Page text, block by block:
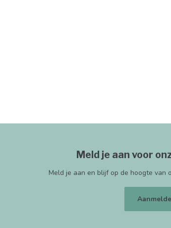
Meld je aan voor
Meld je aan en blijf op de hoogte van